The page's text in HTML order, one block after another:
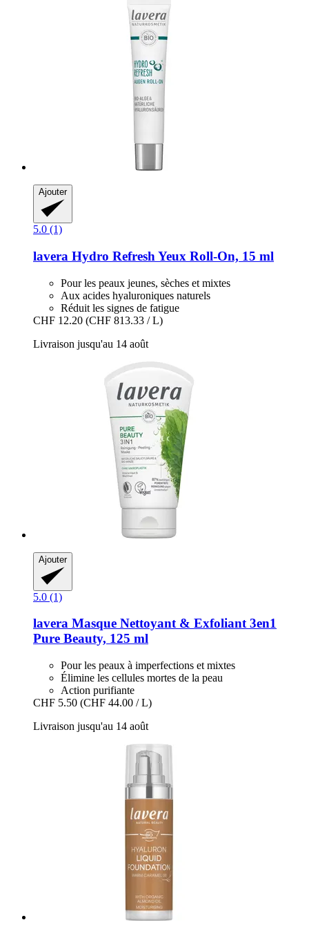
Ajouter
5.0 (1)
lavera Hydro Refresh Yeux Roll-​On, 15 ml
Pour les peaux jeunes, sèches et mixtes
Aux acides hyaluroniques naturels
Réduit les signes de fatigue
CHF 12.20 (CHF 813.33 / L)
Livraison jusqu'au 14 août
Ajouter
5.0 (1)
lavera Masque Nettoyant & Exfoliant 3en1
Pure Beauty, 125 ml
Pour les peaux à imperfections et mixtes
Élimine les cellules mortes de la peau
Action purifiante
CHF 5.50 (CHF 44.00 / L)
Livraison jusqu'au 14 août